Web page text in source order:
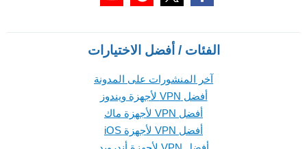
الفئات / أفضل الاختيارات
آخر المنشورات على المدونة
أفضل VPN لأجهزة ويندوز
أفضل VPN لأجهزة ماك
أفضل VPN لأجهزة iOS